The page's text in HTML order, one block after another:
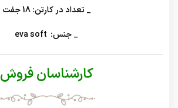
_ تعداد در کارتن: 18 جفت
_ جنس: eva soft
کارشناسان فروش